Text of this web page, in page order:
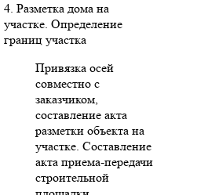
4. Разметка дома на
участке. Определение
границ участка
Привязка осей
совместно с
заказчиком,
составление акта
разметки объекта на
участке. Составление
акта приема-передачи
строительной